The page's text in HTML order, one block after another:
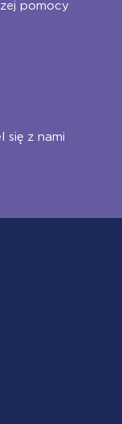
pomocy
się z nami